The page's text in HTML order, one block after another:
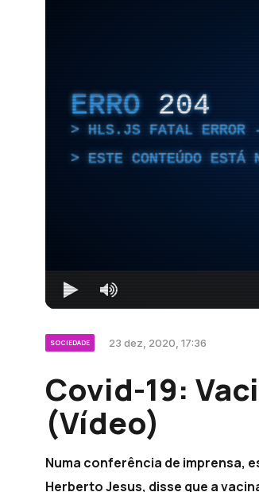
ERRO 204
HLS.JS FATAL ERROR -
ESTE CONTEÚDO ESTÁ
SOCIEDADE 23 dez, 2020, 17:36
Covid-19:
(Vídeo)
Numa conferência de imprensa,
Herberto Jesus, disse que a